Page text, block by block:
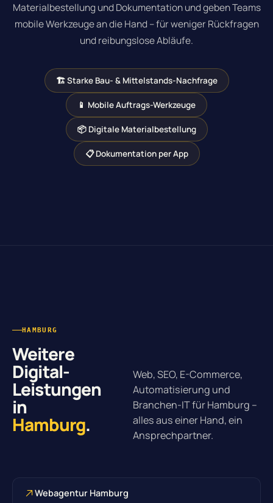
Materialbestellung und Dokumentation und geben Teams
mobile Werkzeuge an die Hand – für weniger Rückfragen
und reibungslose Abläufe.
🏗 Starke Bau- & Mittelstands-Nachfrage
📱 Mobile Auftrags-Werkzeuge
📦 Digitale Materialbestellung
📋 Dokumentation per App
HAMBURG
Weitere
Digital-
Leistungen
in
Hamburg.
Web, SEO, E-Commerce,
Automatisierung und
Branchen-IT für Hamburg –
alles aus einer Hand, ein
Ansprechpartner.
Webagentur Hamburg